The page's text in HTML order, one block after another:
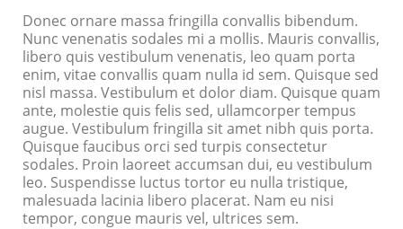
Donec ornare massa fringilla convallis bibendum.
Nunc venenatis sodales mi a mollis. Mauris convallis,
libero quis vestibulum venenatis, leo quam porta
enim, vitae convallis quam nulla id sem. Quisque sed
nisl massa. Vestibulum et dolor diam. Quisque quam
ante, molestie quis felis sed, ullamcorper tempus
augue. Vestibulum fringilla sit amet nibh quis porta.
Quisque faucibus orci sed turpis consectetur
sodales. Proin laoreet accumsan dui, eu vestibulum
leo. Suspendisse luctus tortor eu nulla tristique,
malesuada lacinia libero placerat. Nam eu nisi
tempor, congue mauris vel, ultrices sem.